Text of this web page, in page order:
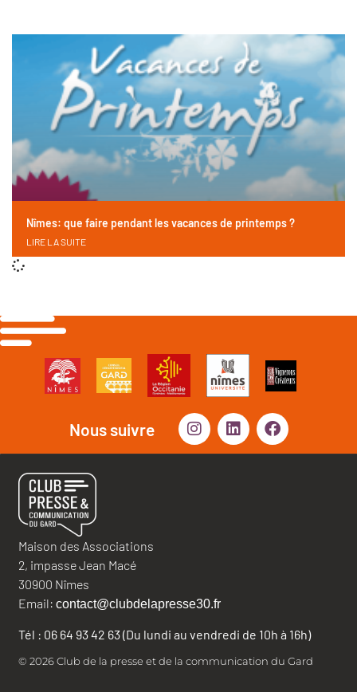
Nîmes: que faire pendant les vacances de printemps ?
LIRE LA SUITE
Nous suivre
Maison des Associations
2, impasse Jean Macé
30900 Nîmes
Email: contact@clubdelapresse30.fr
Tél : 06 64 93 42 63 (Du lundi au vendredi de 10h à 16h)
© 2026 Club de la presse et de la communication du Gard